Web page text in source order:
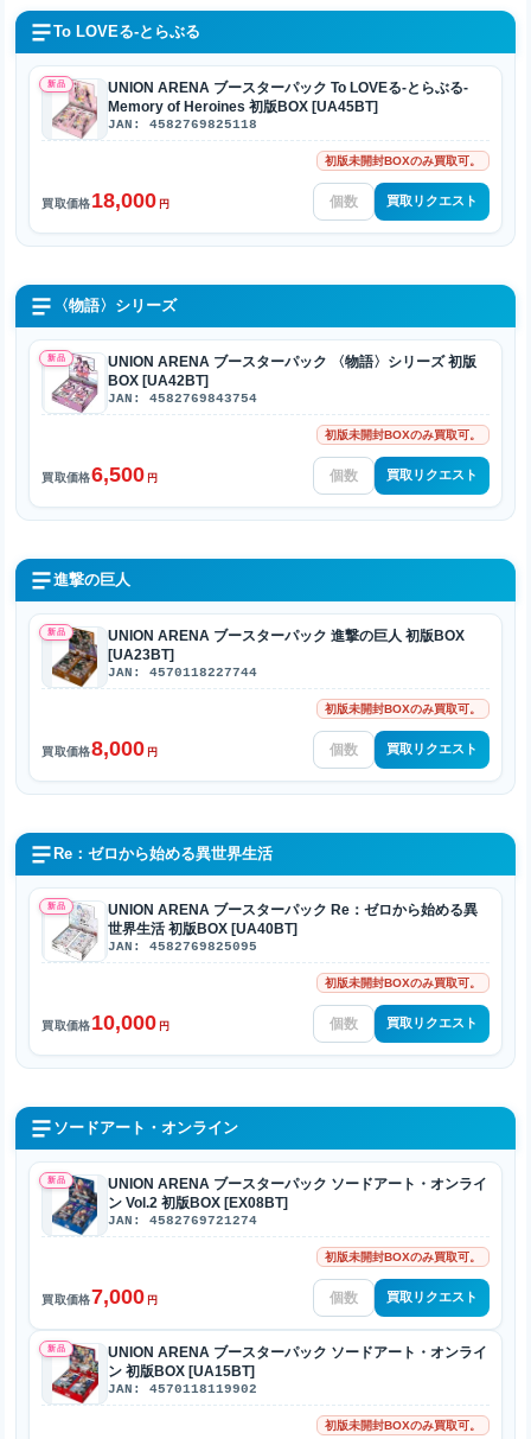
To LOVEる-とらぶる
新品
UNION ARENA ブースターパック To LOVEる-とらぶる-
Memory of Heroines 初版BOX [UA45BT]
JAN: 4582769825118
初版未開封BOXのみ買取可。
買取価格18,000 円 買取リクエスト
〈物語〉シリーズ
新品
UNION ARENA ブースターパック 〈物語〉シリーズ 初版
BOX [UA42BT]
JAN: 4582769843754
初版未開封BOXのみ買取可。
買取価格6,500 円 買取リクエスト
進撃の巨人
新品
UNION ARENA ブースターパック 進撃の巨人 初版BOX
[UA23BT]
JAN: 4570118227744
初版未開封BOXのみ買取可。
買取価格8,000 円 買取リクエスト
Re：ゼロから始める異世界生活
新品
UNION ARENA ブースターパック Re：ゼロから始める異
世界生活 初版BOX [UA40BT]
JAN: 4582769825095
初版未開封BOXのみ買取可。
買取価格10,000 円 買取リクエスト
ソードアート・オンライン
新品
UNION ARENA ブースターパック ソードアート・オンライ
ン Vol.2 初版BOX [EX08BT]
JAN: 4582769721274
初版未開封BOXのみ買取可。
買取価格7,000 円 買取リクエスト
新品
UNION ARENA ブースターパック ソードアート・オンライ
ン 初版BOX [UA15BT]
JAN: 4570118119902
初版未開封BOXのみ買取可。